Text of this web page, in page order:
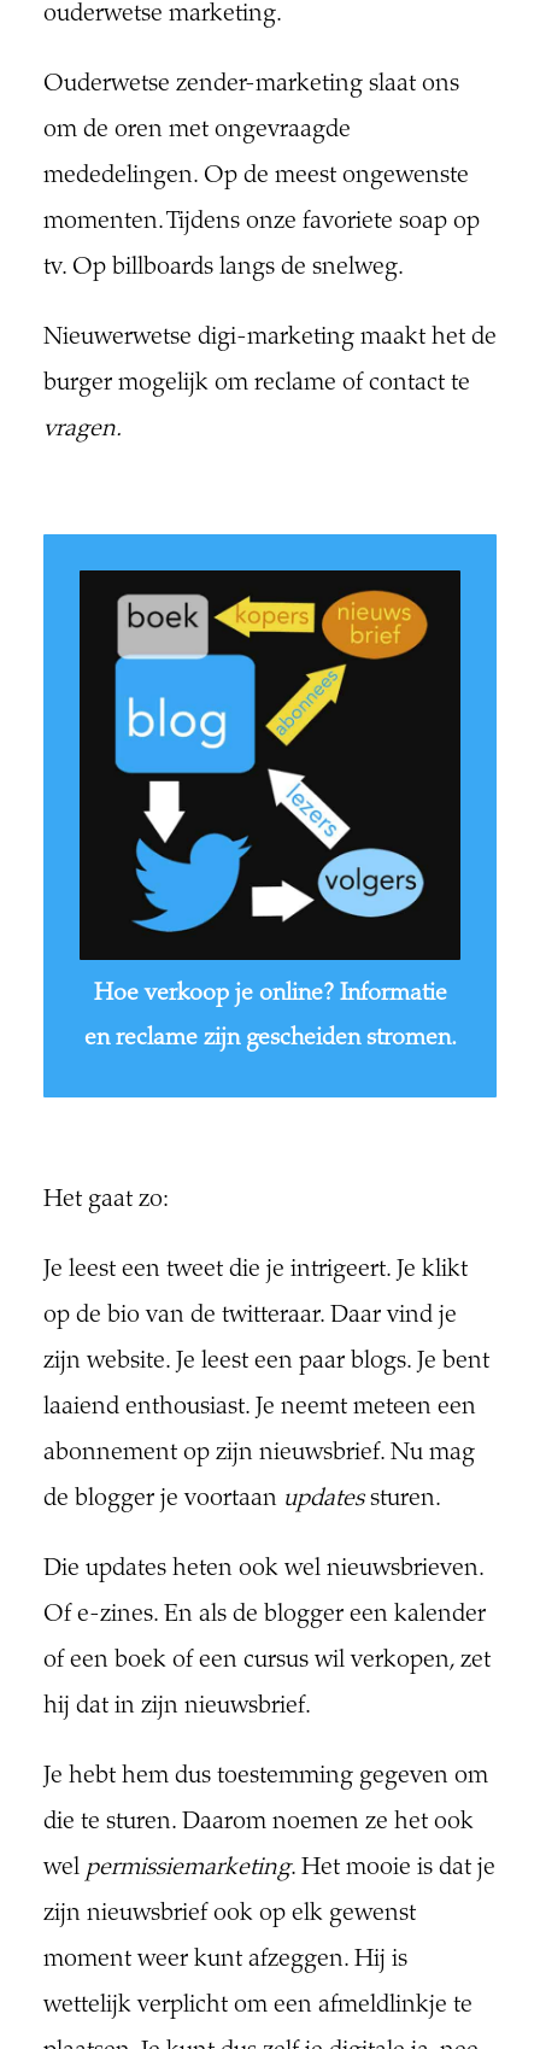
ouderwetse marketing.
Ouderwetse zender-marketing slaat ons
om de oren met ongevraagde
mededelingen. Op de meest ongewenste
momenten. Tijdens onze favoriete soap op
tv. Op billboards langs de snelweg.
Nieuwerwetse digi-marketing maakt het de
burger mogelijk om reclame of contact te
vragen.
Hoe verkoop je online? Informatie
en reclame zijn gescheiden stromen.
Het gaat zo:
Je leest een tweet die je intrigeert. Je klikt
op de bio van de twitteraar. Daar vind je
zijn website. Je leest een paar blogs. Je bent
laaiend enthousiast. Je neemt meteen een
abonnement op zijn nieuwsbrief. Nu mag
de blogger je voortaan updatessturen.
Die updates heten ook wel nieuwsbrieven.
Of e-zines. En als de blogger een kalender
of een boek of een cursus wil verkopen, zet
hij dat in zijn nieuwsbrief.
Je hebt hem dus toestemming gegeven om
die te sturen. Daarom noemen ze het ook
wel permissiemarketing. Het mooie is dat je
zijn nieuwsbrief ook op elk gewenst
moment weer kunt afzeggen. Hij is
wettelijk verplicht om een afmeldlinkje te